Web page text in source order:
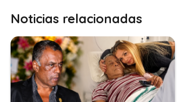
Noticias relacionadas